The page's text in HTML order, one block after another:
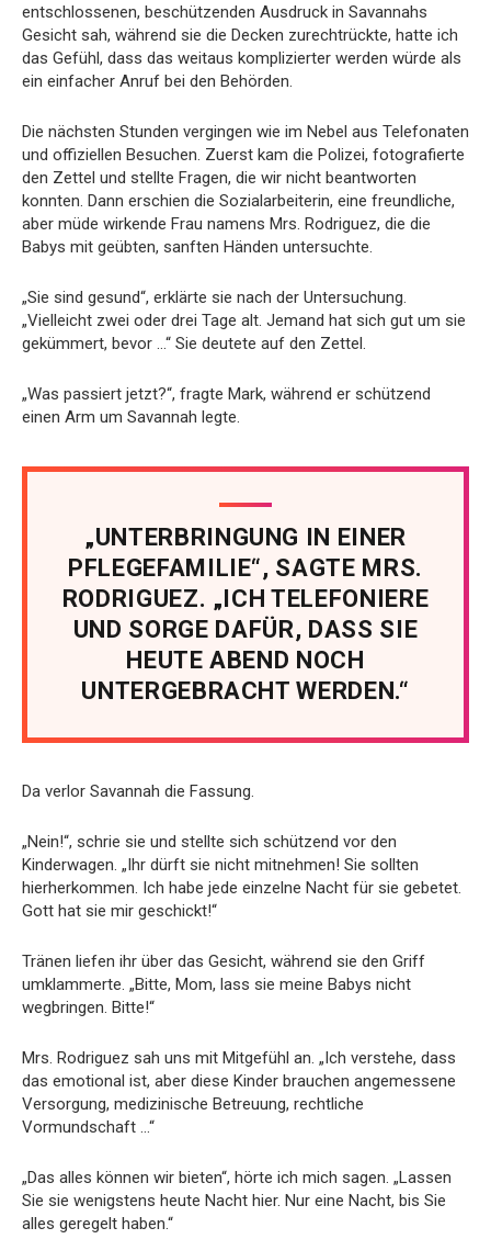
entschlossenen, beschützenden Ausdruck in Savannahs
Gesicht sah, während sie die Decken zurechtrückte, hatte ich
das Gefühl, dass das weitaus komplizierter werden würde als
ein einfacher Anruf bei den Behörden.
Die nächsten Stunden vergingen wie im Nebel aus Telefonaten
und offiziellen Besuchen. Zuerst kam die Polizei, fotografierte
den Zettel und stellte Fragen, die wir nicht beantworten
konnten. Dann erschien die Sozialarbeiterin, eine freundliche,
aber müde wirkende Frau namens Mrs. Rodriguez, die die
Babys mit geübten, sanften Händen untersuchte.
„Sie sind gesund“, erklärte sie nach der Untersuchung.
„Vielleicht zwei oder drei Tage alt. Jemand hat sich gut um sie
gekümmert, bevor …“ Sie deutete auf den Zettel.
„Was passiert jetzt?“, fragte Mark, während er schützend
einen Arm um Savannah legte.
„UNTERBRINGUNG IN EINER
PFLEGEFAMILIE“, SAGTE MRS.
RODRIGUEZ. „ICH TELEFONIERE
UND SORGE DAFÜR, DASS SIE
HEUTE ABEND NOCH
UNTERGEBRACHT WERDEN.“
Da verlor Savannah die Fassung.
„Nein!“, schrie sie und stellte sich schützend vor den
Kinderwagen. „Ihr dürft sie nicht mitnehmen! Sie sollten
hierherkommen. Ich habe jede einzelne Nacht für sie gebetet.
Gott hat sie mir geschickt!“
Tränen liefen ihr über das Gesicht, während sie den Griff
umklammerte. „Bitte, Mom, lass sie meine Babys nicht
wegbringen. Bitte!“
Mrs. Rodriguez sah uns mit Mitgefühl an. „Ich verstehe, dass
das emotional ist, aber diese Kinder brauchen angemessene
Versorgung, medizinische Betreuung, rechtliche
Vormundschaft …“
„Das alles können wir bieten“, hörte ich mich sagen. „Lassen
Sie sie wenigstens heute Nacht hier. Nur eine Nacht, bis Sie
alles geregelt haben.“